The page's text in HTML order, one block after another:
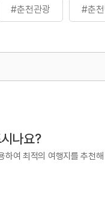
#춘천관광 #춘
나요?
하여 최적의 여행지를 추천